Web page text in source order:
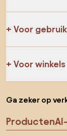
Voor
Voor winkels
Ga zeker op
Producten